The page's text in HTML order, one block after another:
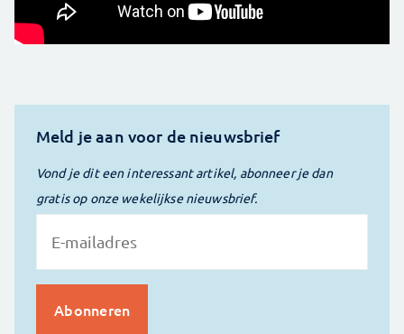
Meld je aan voor de nieuwsbrief
Vond je dit een interessant artikel, abonneer je dan
gratis op onze wekelijkse nieuwsbrief.